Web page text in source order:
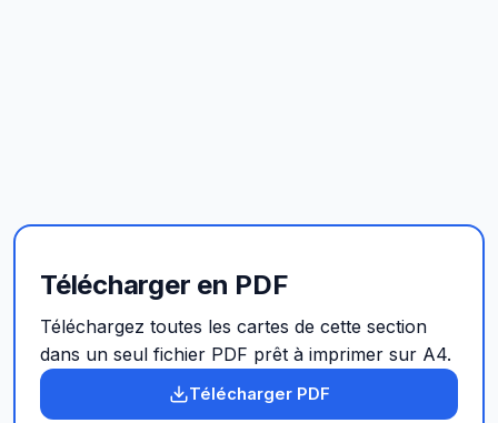
Télécharger en PDF
Téléchargez toutes les cartes de cette section
dans un seul fichier PDF prêt à imprimer sur A4.
Télécharger PDF